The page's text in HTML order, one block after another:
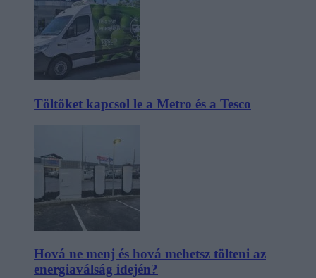
Töltőket kapcsol le a Metro és a Tesco
Hová ne menj és hová mehetsz tölteni az
energiaválság idején?